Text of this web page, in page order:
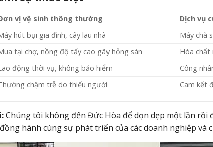
vị vệ sinh thông thường
Dịch vụ
hút bụi gia đình, cây lau nhà
Máy chà
tại chợ, nồng độ tẩy cao gây hỏng sàn
Hóa chất
động thời vụ, không bảo hiểm
Công
chậm trễ do thiếu người Cam kết
Chúng tôi không đến Đức Hòa để dọn dẹp một lần rồi
hành cùng sự phát triển của các doanh nghiệp và